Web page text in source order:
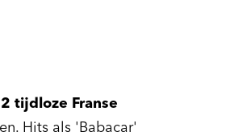
tijdloze Franse
Hits als 'Babacar'